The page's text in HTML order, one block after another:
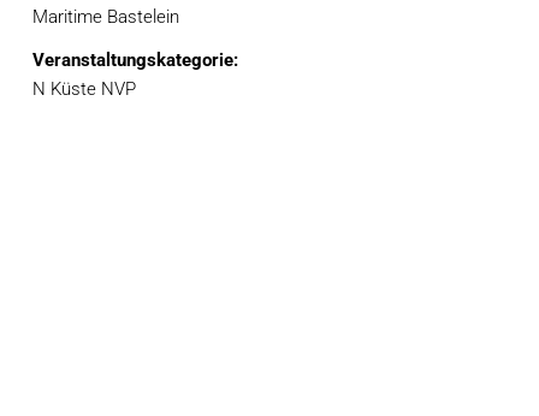
Maritime Bastelein
Veranstaltungskategorie:
N Küste NVP